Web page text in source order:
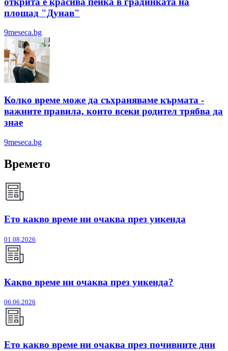
площад "Дунав"
9meseca.bg
Колко време може да съхраняваме кърмата -
важните правила, които всеки родител трябва да
знае
9meseca.bg
Времето
Ето какво време ни очаква през уикенда
01.08.2026
Какво време ни очаква през уикенда?
06.06.2026
Ето какво време ни очаква през почивните дни